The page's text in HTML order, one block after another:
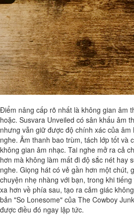
Điểm nâng cấp rõ nhất là không gian âm
hoặc. Susvara Unveiled có sân khấu âm
nhưng vẫn giữ được độ chính xác của
nghe. Âm thanh bao trùm, tách lớp tốt và
không gian âm nhạc. Tai nghe mở ra cả
hơn mà không làm mất đi độ sắc nét hay
nghe. Giọng hát có vẻ gần hơn một chút,
chuyện nhẹ nhàng với bạn, trong khi
xa hơn về phía sau, tạo ra cảm giác
bản "So Lonesome" của The Cowboy
được điều đó ngay lập tức.